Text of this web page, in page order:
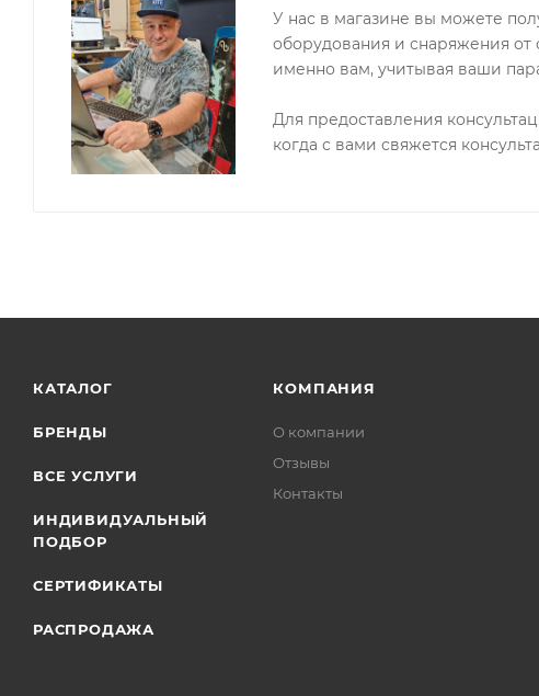
У нас в магазине вы можете
оборудования и снаряжения
именно вам, учитывая ваши
Для предоставления
когда с вами свяжется
КАТАЛОГ
БРЕНДЫ
ВСЕ УСЛУГИ
ИНДИВИДУАЛЬНЫЙ
ПОДБОР
СЕРТИФИКАТЫ
РАСПРОДАЖА
КОМПАНИЯ
О компании
Отзывы
Контакты